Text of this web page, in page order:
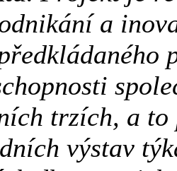
a
trzích, a
výstav